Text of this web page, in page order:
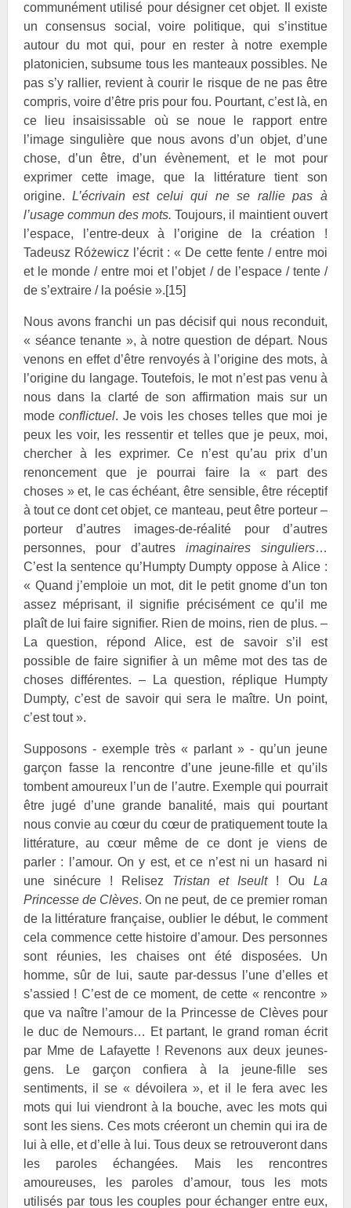
communément utilisé pour désigner cet objet. Il existe
un consensus social, voire politique, qui s’institue
autour du mot qui, pour en rester à notre exemple
platonicien, subsume tous les manteaux possibles. Ne
pas s’y rallier, revient à courir le risque de ne pas être
compris, voire d’être pris pour fou. Pourtant, c’est là, en
ce lieu insaisissable où se noue le rapport entre
l’image singulière que nous avons d’un objet, d’une
chose, d’un être, d’un évènement, et le mot pour
exprimer cette image, que la littérature tient son
origine. L’écrivain est celui qui ne se rallie pas à
l’usage commun des mots. Toujours, il maintient ouvert
l’espace, l’entre-deux à l’origine de la création !
Tadeusz Różewicz l’écrit : « De cette fente / entre moi
et le monde / entre moi et l’objet / de l’espace / tente /
de s’extraire / la poésie ».[15]
Nous avons franchi un pas décisif qui nous reconduit,
« séance tenante », à notre question de départ. Nous
venons en effet d’être renvoyés à l’origine des mots, à
l’origine du langage. Toutefois, le mot n’est pas venu à
nous dans la clarté de son affirmation mais sur un
mode conflictuel. Je vois les choses telles que moi je
peux les voir, les ressentir et telles que je peux, moi,
chercher à les exprimer. Ce n’est qu’au prix d’un
renoncement que je pourrai faire la « part des
choses » et, le cas échéant, être sensible, être réceptif
à tout ce dont cet objet, ce manteau, peut être porteur –
porteur d’autres images-de-réalité pour d’autres
personnes, pour d’autres imaginaires singuliers…
C’est la sentence qu’Humpty Dumpty oppose à Alice :
« Quand j’emploie un mot, dit le petit gnome d’un ton
assez méprisant, il signifie précisément ce qu’il me
plaît de lui faire signifier. Rien de moins, rien de plus. –
La question, répond Alice, est de savoir s’il est
possible de faire signifier à un même mot des tas de
choses différentes. – La question, réplique Humpty
Dumpty, c’est de savoir qui sera le maître. Un point,
c’est tout ».
Supposons - exemple très « parlant » - qu’un jeune
garçon fasse la rencontre d’une jeune-fille et qu’ils
tombent amoureux l’un de l’autre. Exemple qui pourrait
être jugé d’une grande banalité, mais qui pourtant
nous convie au cœur du cœur de pratiquement toute la
littérature, au cœur même de ce dont je viens de
parler : l’amour. On y est, et ce n’est ni un hasard ni
une sinécure ! Relisez Tristan et Iseult! Ou La
Princesse de Clèves. On ne peut, de ce premier roman
de la littérature française, oublier le début, le comment
cela commence cette histoire d’amour. Des personnes
sont réunies, les chaises ont été disposées. Un
homme, sûr de lui, saute par-dessus l’une d’elles et
s’assied ! C’est de ce moment, de cette « rencontre »
que va naître l’amour de la Princesse de Clèves pour
le duc de Nemours… Et partant, le grand roman écrit
par Mme de Lafayette ! Revenons aux deux jeunes-
gens. Le garçon confiera à la jeune-fille ses
sentiments, il se « dévoilera », et il le fera avec les
mots qui lui viendront à la bouche, avec les mots qui
sont les siens. Ces mots créeront un chemin qui ira de
lui à elle, et d’elle à lui. Tous deux se retrouveront dans
les paroles échangées. Mais les rencontres
amoureuses, les paroles d’amour, tous les mots
utilisés par tous les couples pour échanger entre eux,